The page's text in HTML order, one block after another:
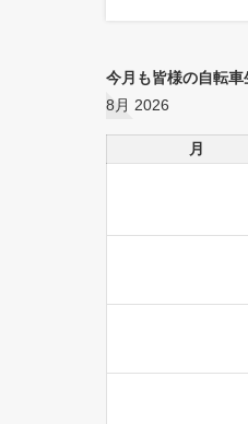
今月も皆様の自転車
8月 2026
月